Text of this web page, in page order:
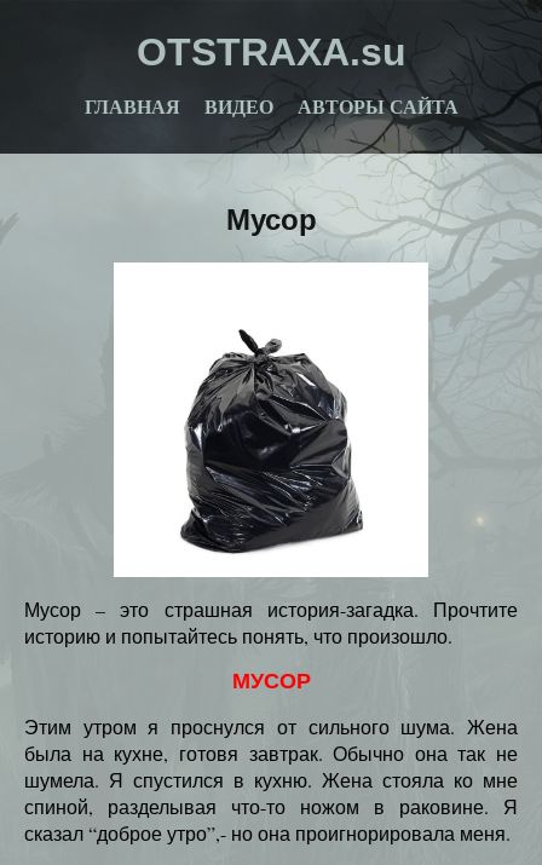
OTSTRAXA.su
ГЛАВНАЯ ВИДЕО АВТОРЫ САЙТА
Мусор
Мусор – это страшная история-загадка. Прочтите
историю и попытайтесь понять, что произошло.
МУСОР
Этим утром я проснулся от сильного шума. Жена
была на кухне, готовя завтрак. Обычно она так не
шумела. Я спустился в кухню. Жена стояла ко мне
спиной, разделывая что-то ножом в раковине. Я
сказал “доброе утро”,- но она проигнорировала меня.